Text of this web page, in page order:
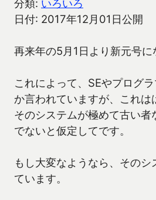
分類: いろいろ
日付: 2017年12月01日公開
再来年の5月1日より新元号に
これによって、SEやプログ
か言われていますが、これは
そのシステムが極めて古い者
でないと仮定してです。
もし大変なようなら、そのシ
ています。